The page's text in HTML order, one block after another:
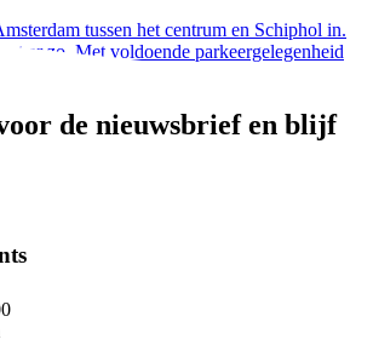
tussen het centrum en Schiphol in.
er zo. Met voldoende parkeergelegenheid
de nieuwsbrief en blijf